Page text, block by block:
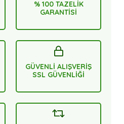
% 100 TAZELİK
GARANTİSİ
GÜVENLİ ALIŞVERİŞ
SSL GÜVENLİĞİ